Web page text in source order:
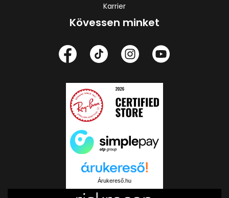
Karrier
Kövessen minket
Árukereső.hu